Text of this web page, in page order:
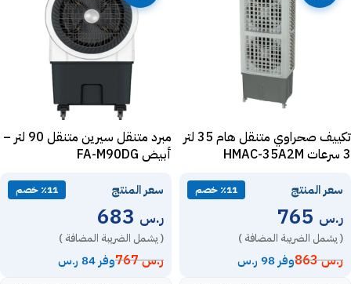
تكييف صحراوي متنقل هام 35 لتر
3 سرعات HMAC-35A2M
سعر المنتج ٪11 خصم
ر.س
( يشمل الضريبة المضافة )
ر.س863 وفر 98 ر.س
مبرد متنقل سيرين متنقل 90 لتر –
أبيض FA-M90DG
سعر المنتج ٪11 خصم
ر.س
( يشمل الضريبة المضافة )
ر.س767 وفر 84 ر.س